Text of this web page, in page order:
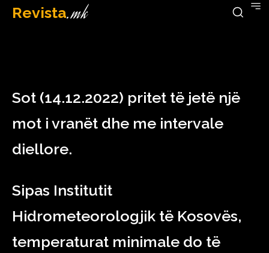
Revista.mk
December 14, 2022
Sot (14.12.2022) pritet të jetë një
mot i vranët dhe me intervale
diellore.
Sipas Institutit
Hidrometeorologjik të Kosovës,
temperaturat minimale do të